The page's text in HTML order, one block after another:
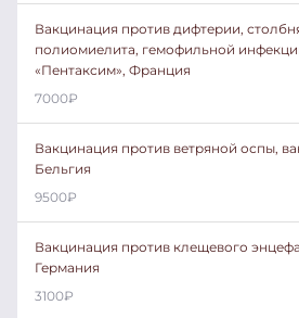
Вакцинация против дифтерии,
полиомиелита, гемофильной
«Пентаксим», Франция
7000₽
Вакцинация против ветряной оспы,
Бельгия
9500₽
Вакцинация против клещевого
Германия
3100₽